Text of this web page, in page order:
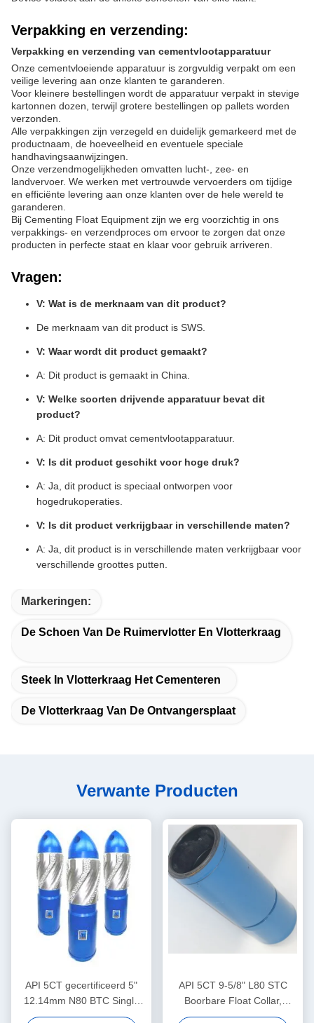
Verpakking en verzending:
Verpakking en verzending van cementvlootapparatuur
Onze cementvloeiende apparatuur is zorgvuldig verpakt om een
veilige levering aan onze klanten te garanderen.
Voor kleinere bestellingen wordt de apparatuur verpakt in stevige
kartonnen dozen, terwijl grotere bestellingen op pallets worden
verzonden.
Alle verpakkingen zijn verzegeld en duidelijk gemarkeerd met de
productnaam, de hoeveelheid en eventuele speciale
handhavingsaanwijzingen.
Onze verzendmogelijkheden omvatten lucht-, zee- en
landvervoer. We werken met vertrouwde vervoerders om tijdige
en efficiënte levering aan onze klanten over de hele wereld te
garanderen.
Bij Cementing Float Equipment zijn we erg voorzichtig in ons
verpakkings- en verzendproces om ervoor te zorgen dat onze
producten in perfecte staat en klaar voor gebruik arriveren.
Vragen:
V: Wat is de merknaam van dit product?
De merknaam van dit product is SWS.
V: Waar wordt dit product gemaakt?
A: Dit product is gemaakt in China.
V: Welke soorten drijvende apparatuur bevat dit
product?
A: Dit product omvat cementvlootapparatuur.
V: Is dit product geschikt voor hoge druk?
A: Ja, dit product is speciaal ontworpen voor
hogedrukoperaties.
V: Is dit product verkrijgbaar in verschillende maten?
A: Ja, dit product is in verschillende maten verkrijgbaar voor
verschillende groottes putten.
Markeringen:
De Schoen Van De Ruimervlotter En Vlotterkraag
Steek In Vlotterkraag Het Cementeren
De Vlotterkraag Van De Ontvangersplaat
Verwante Producten
API 5CT gecertificeerd 5"
12.14mm N80 BTC Single
Valve Self-Latch Aluminium
API 5CT 9-5/8" L80 STC
Boorbare Float Collar,
Olieveld Float Collar,